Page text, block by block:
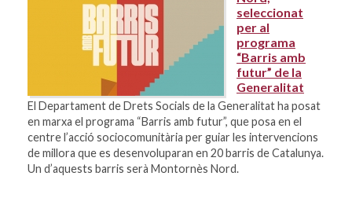
seleccionat
per al
programa
“Barris amb
futur” de la
Generalitat
El Departament de Drets Socials de la Generalitat ha posat
en marxa el programa “Barris amb futur”, que posa en el
centre l’acció sociocomunitària per guiar les intervencions
de millora que es desenvoluparan en 20 barris de Catalunya.
Un d’aquests barris serà Montornès Nord.